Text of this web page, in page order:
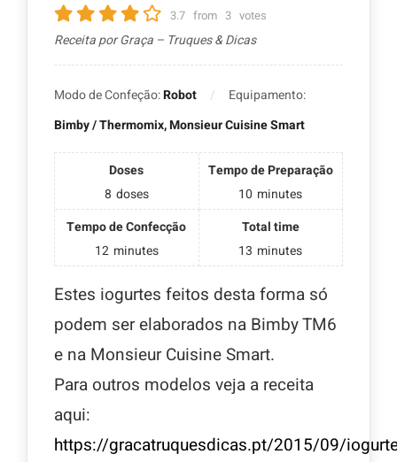
3.7 from 3 votes
Receita por Graça – Truques & Dicas
Modo de Confeção:Robot
Equipamento:
Bimby / Thermomix, Monsieur Cuisine Smart
Doses
8 doses
Tempo de Preparação
10 minutes
Tempo de Confecção
12 minutes
Total time
13 minutes
Estes iogurtes feitos desta forma só
podem ser elaborados na Bimby TM6
e na Monsieur Cuisine Smart.
Para outros modelos veja a receita
aqui:
https://gracatruquesdicas.pt/2015/09/